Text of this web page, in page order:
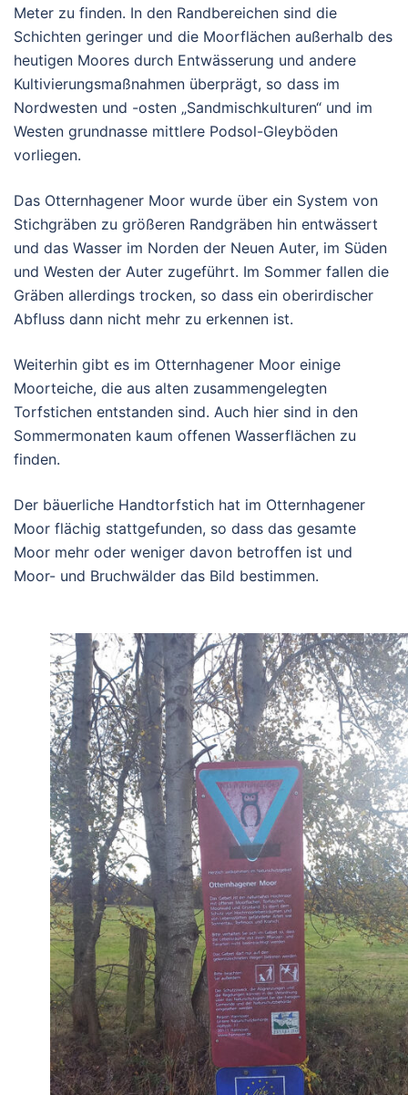
Meter zu finden. In den Randbereichen sind die
Schichten geringer und die Moorflächen außerhalb des
heutigen Moores durch Entwässerung und andere
Kultivierungsmaßnahmen überprägt, so dass im
Nordwesten und -osten „Sandmischkulturen“ und im
Westen grundnasse mittlere Podsol-Gleyböden
vorliegen.
Das Otternhagener Moor wurde über ein System von
Stichgräben zu größeren Randgräben hin entwässert
und das Wasser im Norden der Neuen Auter, im Süden
und Westen der Auter zugeführt. Im Sommer fallen die
Gräben allerdings trocken, so dass ein oberirdischer
Abfluss dann nicht mehr zu erkennen ist.
Weiterhin gibt es im Otternhagener Moor einige
Moorteiche, die aus alten zusammengelegten
Torfstichen entstanden sind. Auch hier sind in den
Sommermonaten kaum offenen Wasserflächen zu
finden.
Der bäuerliche Handtorfstich hat im Otternhagener
Moor flächig stattgefunden, so dass das gesamte
Moor mehr oder weniger davon betroffen ist und
Moor- und Bruchwälder das Bild bestimmen.